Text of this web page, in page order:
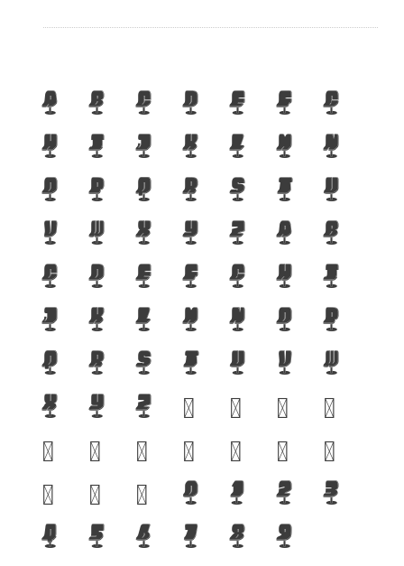
A B C D E F
G
H
I J K L M
N
O
P Q R S T
U
V
W X Y Z a
b
c
d e f g h
i
j
k l m n o
p
q
r s t u v
w
x
y z ? ! %
(
)
[ ] { } /
#
@
& $ 0 1 2
3
4
5 6 7 8 9